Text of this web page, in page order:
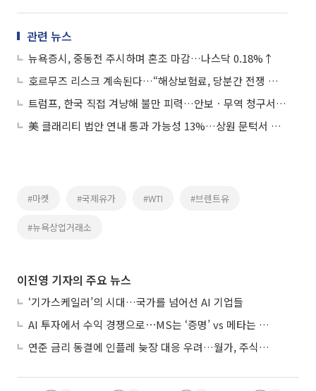
관련 뉴스
뉴욕증시, 중동전 주시하며 혼조 마감…나스닥 0.18%↑
호르무즈 리스크 계속된다…“해상보험료, 당분간 전쟁 이전 웃돌 것”
트럼프, 한국 직접 겨냥해 불만 피력…안보ㆍ무역 청구서 현실화 우려
美 클래리티 법안 연내 통과 가능성 13%…상원 문턱서 제동
#마켓 #국제유가 #WTI #브렌트유
#뉴욕상업거래소
이진영 기자의 주요 뉴스
‘기가스케일러’의 시대…국가를 넘어선 AI 기업들
AI 투자에서 수익 경쟁으로⋯MS는 ‘증명’ vs 메타는 ‘숙제’
연준 금리 동결에 인플레 늦장 대응 우려…월가, 주식도 채권도 던졌다